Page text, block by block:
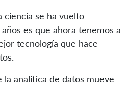
ciencia se ha vuelto
es que ahora tenemos a
tecnología que hace
analítica de datos mueve